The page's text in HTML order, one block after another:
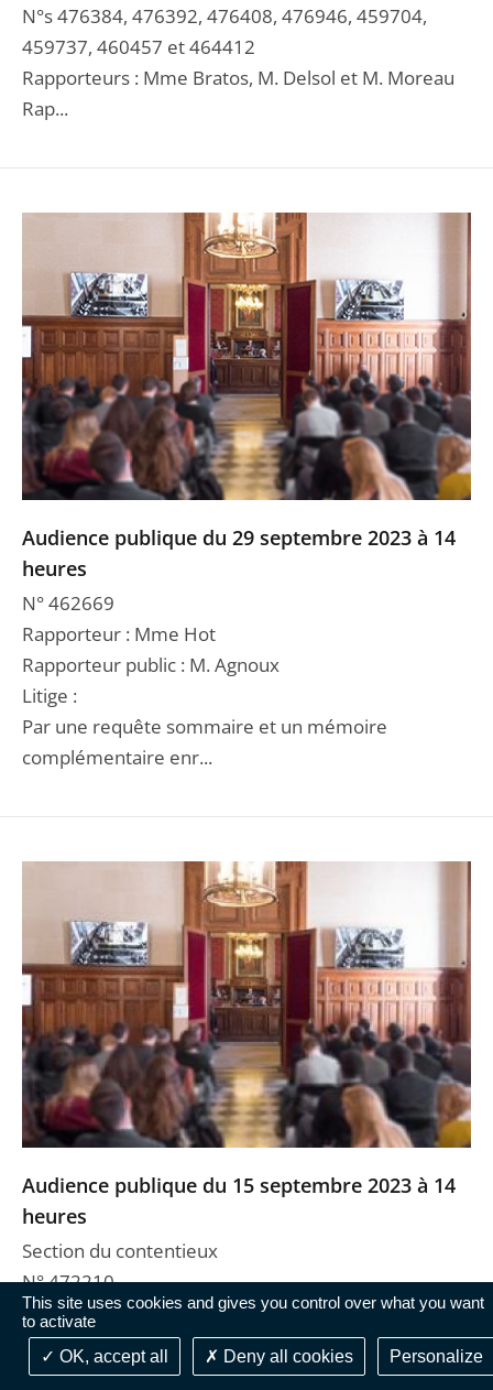
This site uses cookies and gives you control over what you want
to activate
OK, accept all
Deny all cookies Personalize
N°s 476384, 476392, 476408, 476946, 459704,
459737, 460457 et 464412
Rapporteurs : Mme Bratos, M. Delsol et M. Moreau
Rap...
Audience publique du 29 septembre 2023 à 14
heures
N° 462669
Rapporteur : Mme Hot
Rapporteur public : M. Agnoux
Litige :
Par une requête sommaire et un mémoire
complémentaire enr...
Audience publique du 15 septembre 2023 à 14
heures
Section du contentieux
N° 472210
Rapporteur : Mme Le Tallec
Rapporteur public : M. Boutron
Litiges :